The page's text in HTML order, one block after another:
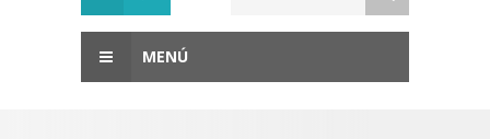
MENÚ